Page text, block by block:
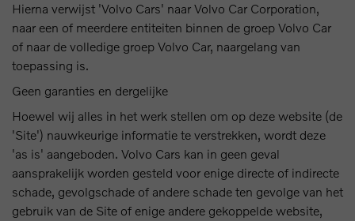
Hierna verwijst 'Volvo Cars' naar Volvo Car Corporation,
naar een of meerdere entiteiten binnen de groep Volvo Car
of naar de volledige groep Volvo Car, naargelang van
toepassing is.
Geen garanties en dergelijke
Hoewel wij alles in het werk stellen om op deze website (de
'Site') nauwkeurige informatie te verstrekken, wordt deze
'as is' aangeboden. Volvo Cars kan in geen geval
aansprakelijk worden gesteld voor enige directe of indirecte
schade, gevolgschade of andere schade ten gevolge van het
gebruik van de Site of enige andere gekoppelde website,